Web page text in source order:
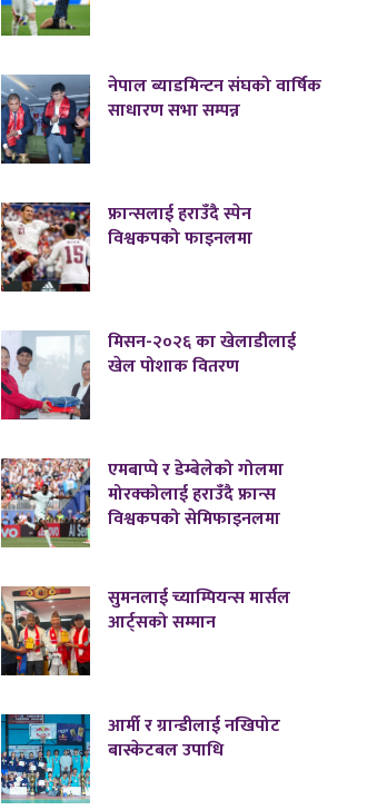
नेपाल ब्याडमिन्टन संघको वार्षिक
साधारण सभा सम्पन्न
फ्रान्सलाई हराउँदै स्पेन
विश्वकपको फाइनलमा
मिसन-२०२६ का खेलाडीलाई
खेल पोशाक वितरण
एमबाप्पे र डेम्बेलेको गोलमा
मोरक्कोलाई हराउँदै फ्रान्स
विश्वकपको सेमिफाइनलमा
सुमनलाई च्याम्पियन्स मार्सल
आर्ट्सको सम्मान
आर्मी र ग्रान्डीलाई नखिपोट
बास्केटबल उपाधि